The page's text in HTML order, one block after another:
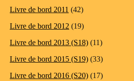
Livre de bord 2011 (42)
Livre de bord 2012 (19)
Livre de bord 2013 (S18) (11)
Livre de bord 2015 (S19) (33)
Livre de bord 2016 (S20) (17)